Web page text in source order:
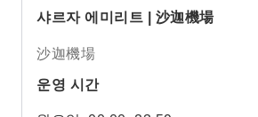
샤르자 에미리트 | 沙迦機場
沙迦機場
운영 시간